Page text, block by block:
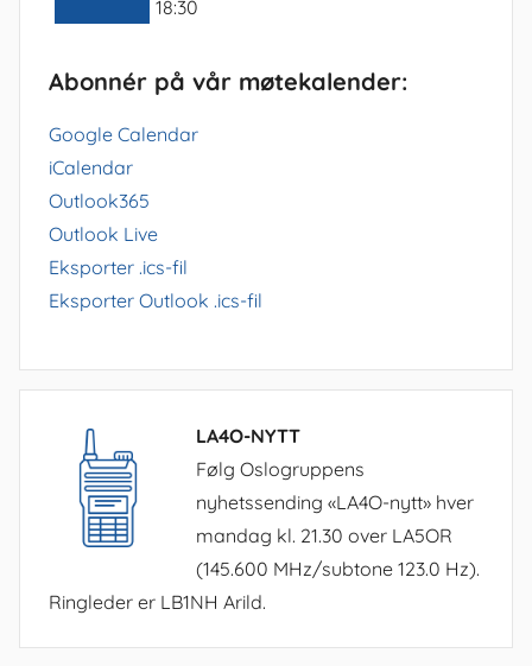
18:30
Abonnér på vår møtekalender:
Google Calendar
iCalendar
Outlook365
Outlook Live
Eksporter .ics-fil
Eksporter Outlook .ics-fil
LA4O-NYTT
Følg Oslogruppens
nyhetssending «LA4O-nytt» hver
mandag kl. 21.30 over LA5OR
(145.600 MHz/subtone 123.0 Hz).
Ringleder er LB1NH Arild.